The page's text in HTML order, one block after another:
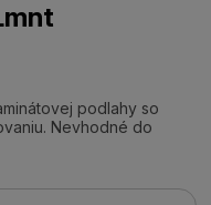
podlahy so
Nevhodné do